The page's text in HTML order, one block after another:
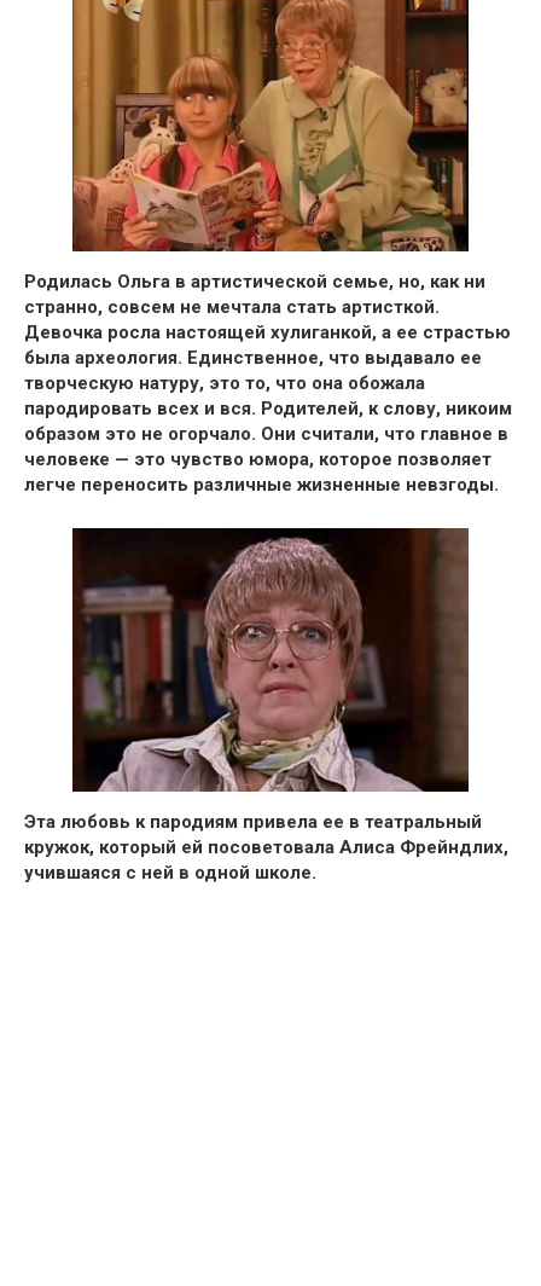
Родилась Ольга в артистической семье, но, как ни
странно, совсем не мечтала стать артисткой.
Девочка росла настоящей хулиганкой, а ее страстью
была археология. Единственное, что выдавало ее
творческую натуру, это то, что она обожала
пародировать всех и вся. Родителей, к слову, никоим
образом это не огорчало. Они считали, что главное в
человеке — это чувство юмора, которое позволяет
легче переносить различные жизненные невзгоды.
Эта любовь к пародиям привела ее в театральный
кружок, который ей посоветовала Алиса Фрейндлих,
учившаяся с ней в одной школе.